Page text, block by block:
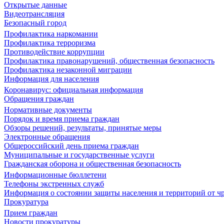
Открытые данные
Видеотрансляция
Безопасный город
Профилактика наркомании
Профилактика терроризма
Противодействие коррупции
Профилактика правонарушений, общественная безопасность
Профилактика незаконной миграции
Информация для населения
Коронавирус: официальная информация
Обращения граждан
Нормативные документы
Порядок и время приема граждан
Обзоры решений, результаты, принятые меры
Электронные обращения
Общероссийский день приема граждан
Муниципальные и государственные услуги
Гражданская оборона и общественная безопасность
Информационные бюллетени
Телефоны экстренных служб
Информация о состоянии защиты населения и территорий от
Прокуратура
Прием граждан
Новости прокуратуры